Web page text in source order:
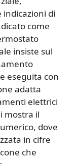
di
come
insiste sul
eseguita con
adatta
elettrici
mostra il
dove
in cifre
che